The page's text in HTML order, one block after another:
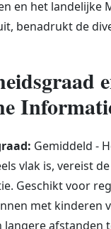
en het landelijke
benadrukt de
Gemiddeld -
vlak is, vereist
Geschikt voor
met kinderen
langere afstanden